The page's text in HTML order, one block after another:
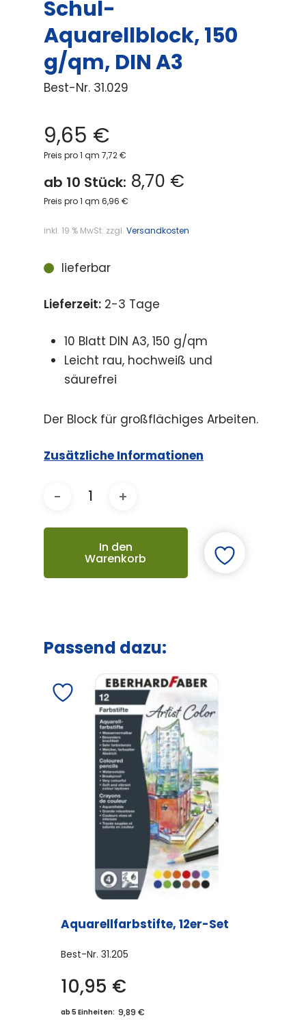
Schul-
Aquarellblock, 150
g/qm, DIN A3
Best-Nr. 31.029
9,65 €
Preis pro 1 qm 7,72 €
ab 10 Stück: 8,70 €
Preis pro 1 qm 6,96 €
inkl. 19 % MwSt. zzgl. Versandkosten
lieferbar
Lieferzeit: 2-3 Tage
10 Blatt DIN A3, 150 g/qm
Leicht rau, hochweiß und
säurefrei
Der Block für großflächiges Arbeiten.
Zusätzliche Informationen
In den
Warenkorb
Passend dazu:
Aquarellfarbstifte, 12er-Set
Best-Nr. 31.205
10,95 €
ab 5 Einheiten: 9,89 €